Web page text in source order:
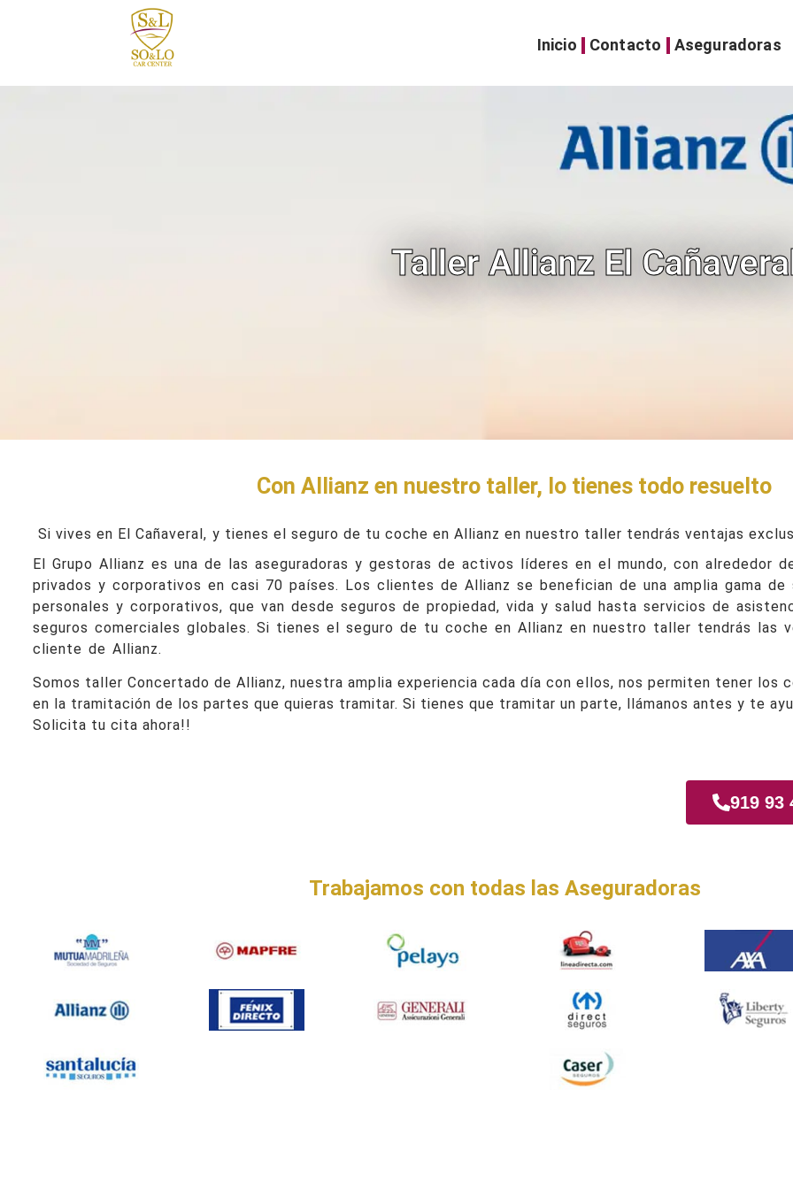
Inicio Contacto Aseguradoras
Taller Allianz El
Con Allianz en nuestro taller, lo tienes todo resuelto
Si vives en El Cañaveral, y tienes el seguro de tu coche en Allianz en nuestro taller tendrás ventajas
El Grupo Allianz es una de las aseguradoras y gestoras de activos líderes en el mundo, con alrededor
privados y corporativos en casi 70 países. Los clientes de Allianz se benefician de una amplia gama de
personales y corporativos, que van desde seguros de propiedad, vida y salud hasta servicios de
seguros comerciales globales. Si tienes el seguro de tu coche en Allianz en nuestro taller tendrás las
cliente de Allianz.
Somos taller Concertado de Allianz, nuestra amplia experiencia cada día con ellos, nos permiten tener los
en la tramitación de los partes que quieras tramitar. Si tienes que tramitar un parte, llámanos antes y te
Solicita tu cita ahora!!
919 93
Trabajamos con todas las Aseguradoras